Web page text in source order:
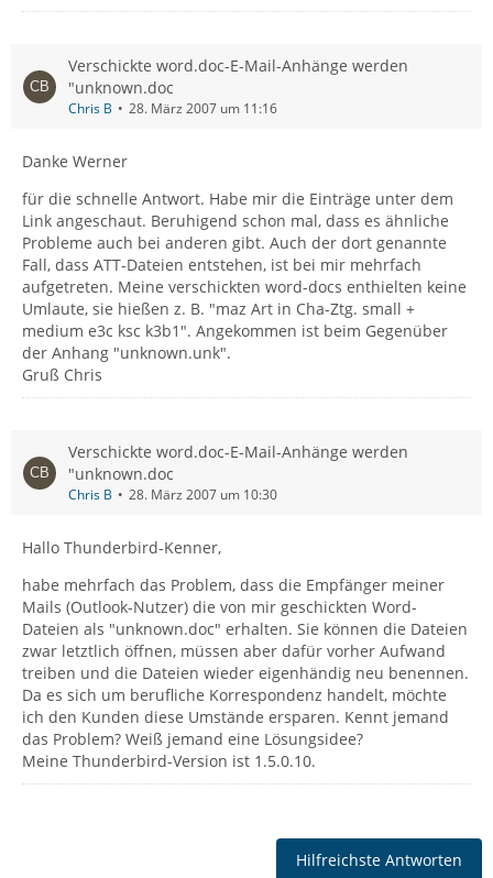
Verschickte word.doc-E-Mail-Anhänge werden
"unknown.doc
Chris B 28. März 2007 um 11:16
Danke Werner
für die schnelle Antwort. Habe mir die Einträge unter dem
Link angeschaut. Beruhigend schon mal, dass es ähnliche
Probleme auch bei anderen gibt. Auch der dort genannte
Fall, dass ATT-Dateien entstehen, ist bei mir mehrfach
aufgetreten. Meine verschickten word-docs enthielten keine
Umlaute, sie hießen z. B. "maz Art in Cha-Ztg. small +
medium e3c ksc k3b1". Angekommen ist beim Gegenüber
der Anhang "unknown.unk".
Gruß Chris
Verschickte word.doc-E-Mail-Anhänge werden
"unknown.doc
Chris B 28. März 2007 um 10:30
Hallo Thunderbird-Kenner,
habe mehrfach das Problem, dass die Empfänger meiner
Mails (Outlook-Nutzer) die von mir geschickten Word-
Dateien als "unknown.doc" erhalten. Sie können die Dateien
zwar letztlich öffnen, müssen aber dafür vorher Aufwand
treiben und die Dateien wieder eigenhändig neu benennen.
Da es sich um berufliche Korrespondenz handelt, möchte
ich den Kunden diese Umstände ersparen. Kennt jemand
das Problem? Weiß jemand eine Lösungsidee?
Meine Thunderbird-Version ist 1.5.0.10.
Hilfreichste Antworten